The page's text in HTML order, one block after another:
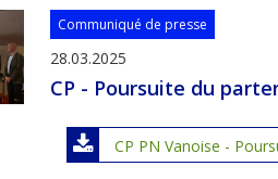
Communiqué de presse
28.03.2025
CP - Poursuite du
CP PN Vanoise -